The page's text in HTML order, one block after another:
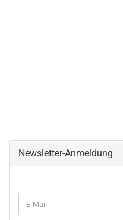
Newsletter-Anmeldung